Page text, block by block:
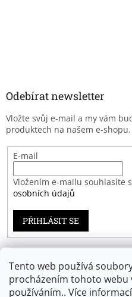
Tento web používá
procházením tohoto webu
používáním.. Více informací
Odebírat newsletter
Vložte svůj e-mail a my vám
produktech na našem e-shopu.
E-mail
Vložením e-mailu souhlasíte s
osobních údajů
PŘIHLÁSIT SE
Záruka